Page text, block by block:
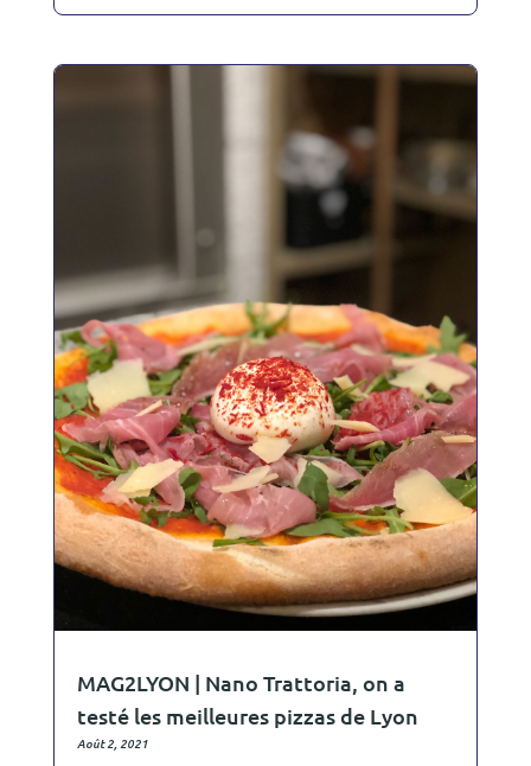
MAG2LYON | Nano Trattoria, on a
testé les meilleures pizzas de Lyon
Août 2, 2021